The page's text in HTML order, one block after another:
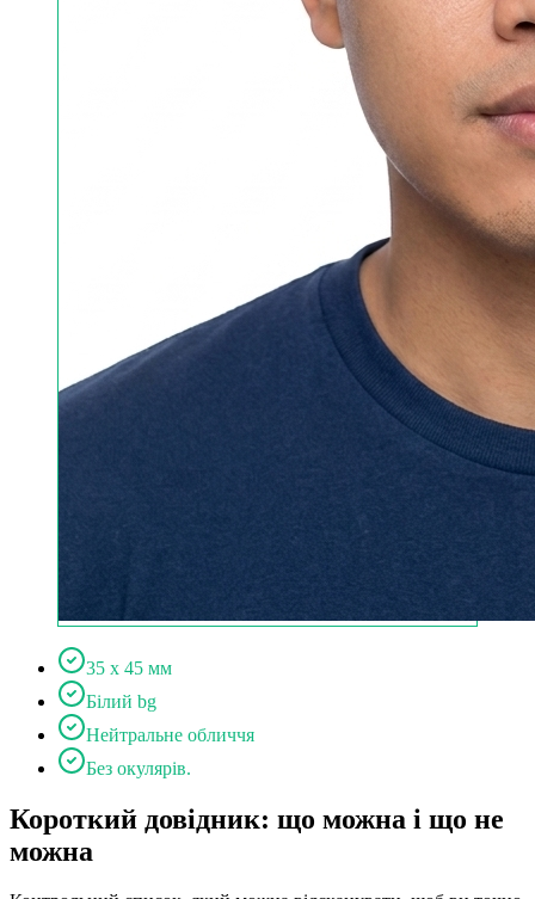
35 x 45 мм
Білий bg
Нейтральне обличчя
Без окулярів.
Короткий довідник: що можна і що не
можна